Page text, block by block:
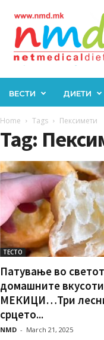
ВЕСТИ ДИЕТИ
Home Tags Пексимети
Tag:
ТЕСТО
Патување во
домашните
МЕКИЦИ…Три
срцето...
NMD - March 21, 2025